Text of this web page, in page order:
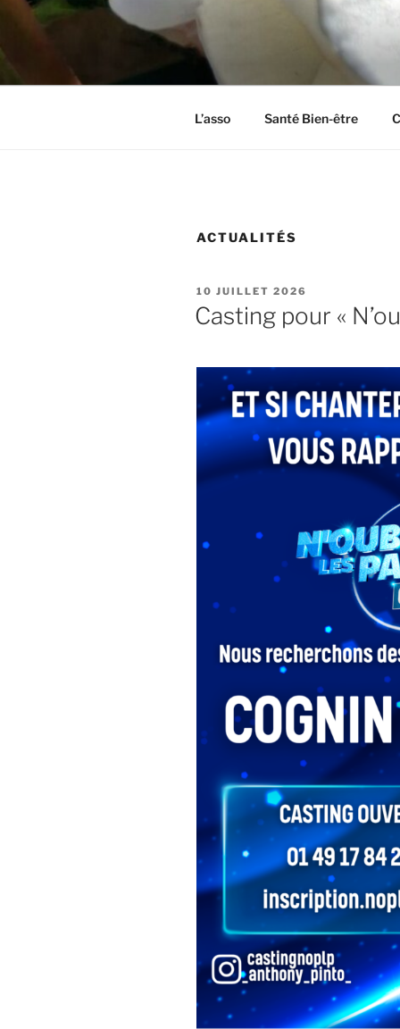
Aller
contenu
CL2C
Association dédiée à la culture
L’asso Santé Bien-être
ACTUALITÉS
PUBLIÉ
LE
10 JUILLET 2026
Casting pour «